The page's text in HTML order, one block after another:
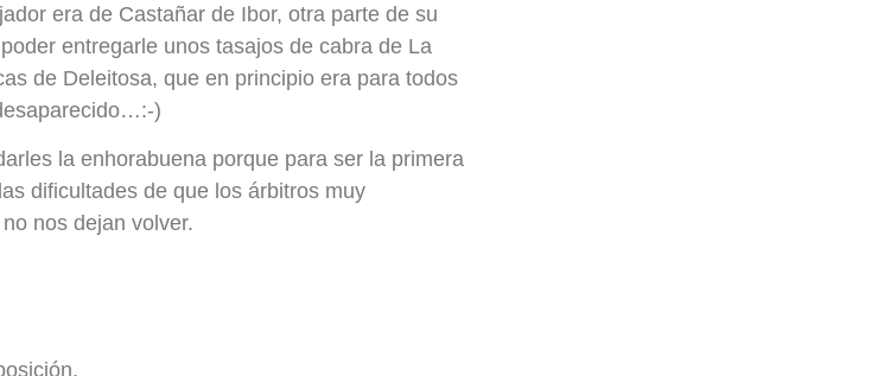
era de Castañar de Ibor, otra parte de su
entregarle unos tasajos de cabra de La
de Deleitosa, que en principio era para todos
)
la enhorabuena porque para ser la primera
dificultades de que los árbitros muy
nos dejan volver.